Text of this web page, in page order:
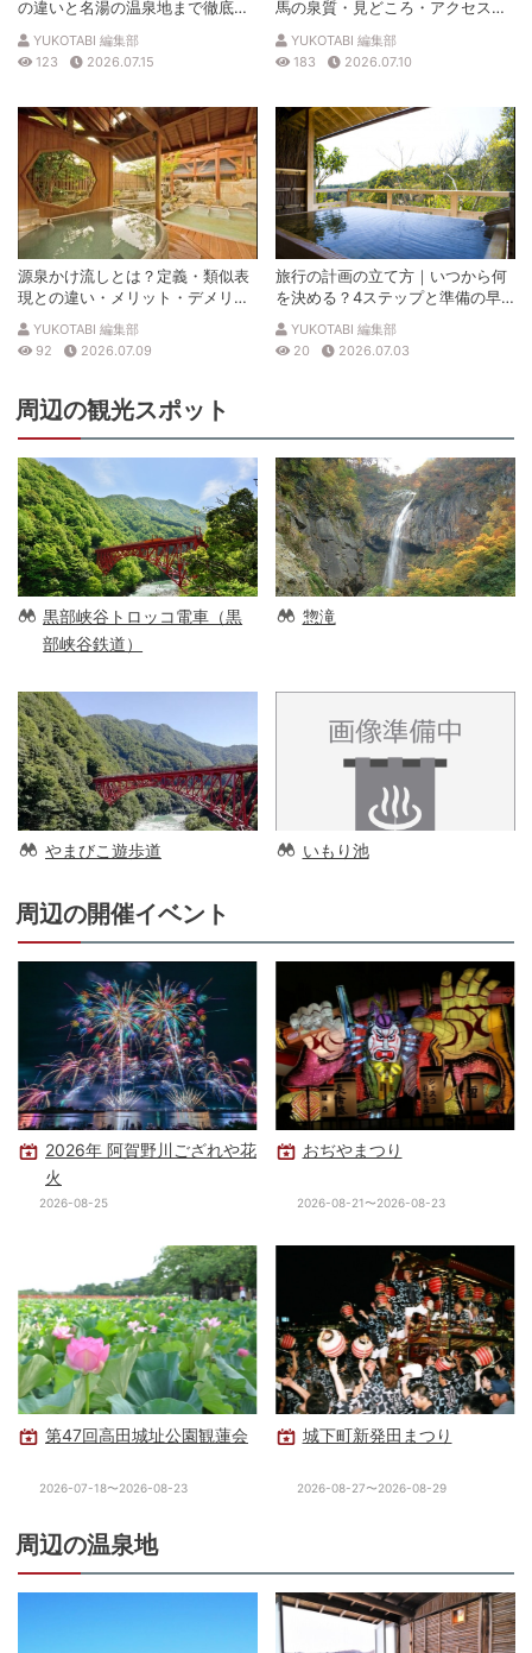
の違いと名湯の温泉地まで徹底解
説
YUKOTABI 編集部
123
2026.07.15
馬の泉質・見どころ・アクセスを
徹底解説
YUKOTABI 編集部
183
2026.07.10
源泉かけ流しとは？定義・類似表
現との違い・メリット・デメリッ
トを解説
YUKOTABI 編集部
92
2026.07.09
旅行の計画の立て方｜いつから何
を決める？4ステップと準備の早
見表
YUKOTABI 編集部
20
2026.07.03
周辺の観光スポット
黒部峡谷トロッコ電車（黒
部峡谷鉄道）
惣滝
やまびこ遊歩道 いもり池
周辺の開催イベント
2026年 阿賀野川ござれや花
火
2026-08-25
おぢやまつり
2026-08-21〜2026-08-23
第47回高田城址公園観蓮会
2026-07-18〜2026-08-23
城下町新発田まつり
2026-08-27〜2026-08-29
周辺の温泉地